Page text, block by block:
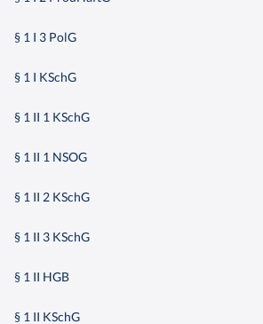
§ 1 I 3 PolG
§ 1 I KSchG
§ 1 II 1 KSchG
§ 1 II 1 NSOG
§ 1 II 2 KSchG
§ 1 II 3 KSchG
§ 1 II HGB
§ 1 II KSchG